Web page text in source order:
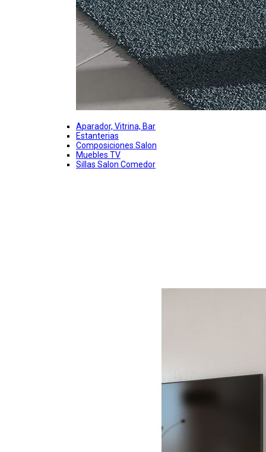
Aparador, Vitrina, Bar
Estanterias
Composiciones Salon
Muebles TV
Sillas Salon Comedor